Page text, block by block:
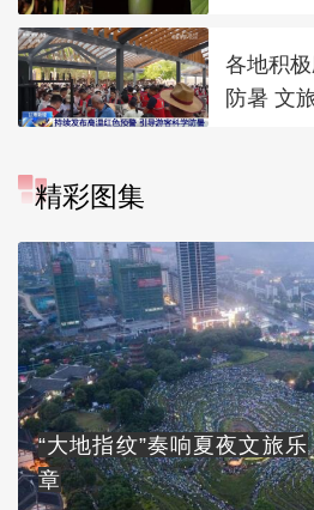
各地积
防暑 文
精彩图集
“大地指纹”奏响夏夜文旅乐
章